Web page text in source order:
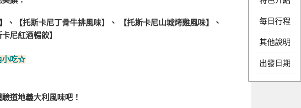
每日行程
其他說明
出發日期
、 【托斯卡尼丁骨牛排風味】 、 【托斯卡尼山城烤雞風味】
、
尼紅酒暢飲】
小吃☆
道地義大利風味吧！